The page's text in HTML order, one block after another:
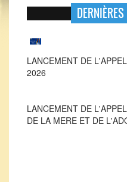
LANCEMENT DE